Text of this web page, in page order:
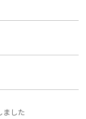
ました